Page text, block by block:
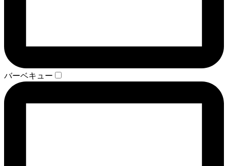
バーベキュー